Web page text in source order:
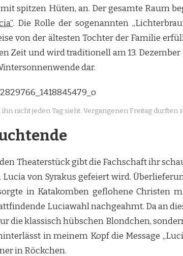
spitzen Hüten, an. Der gesamte Raum
. Die Rolle der sogenannten
von der ältesten Tochter der Familie
Zeit und wird traditionell am 13. Dezember
dar.
nicht jeden Tag sieht. Vergangenen Freitag
Theaterstück gibt die Fachschaft ihr
von Syrakus gefeiert wird.
in Katakomben geflohene
Luciawahl nachgeahmt. Da an
die klassisch hübschen Blondchen,
in meinem Kopf die Message
in Röckchen.